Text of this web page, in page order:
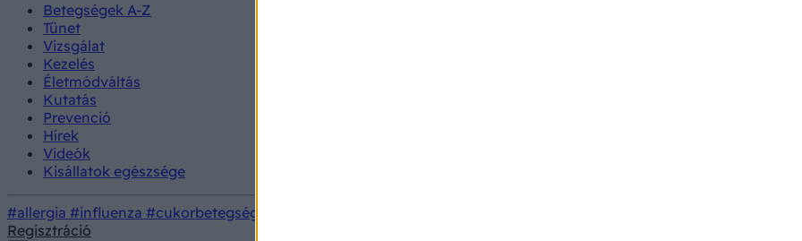
Betegségek A-Z
Tünet
Vizsgálat
Kezelés
Életmódváltás
Kutatás
Prevenció
Hírek
Videók
Kisállatok egészsége
#allergia #influenza #cukorbetegség
Regisztráció